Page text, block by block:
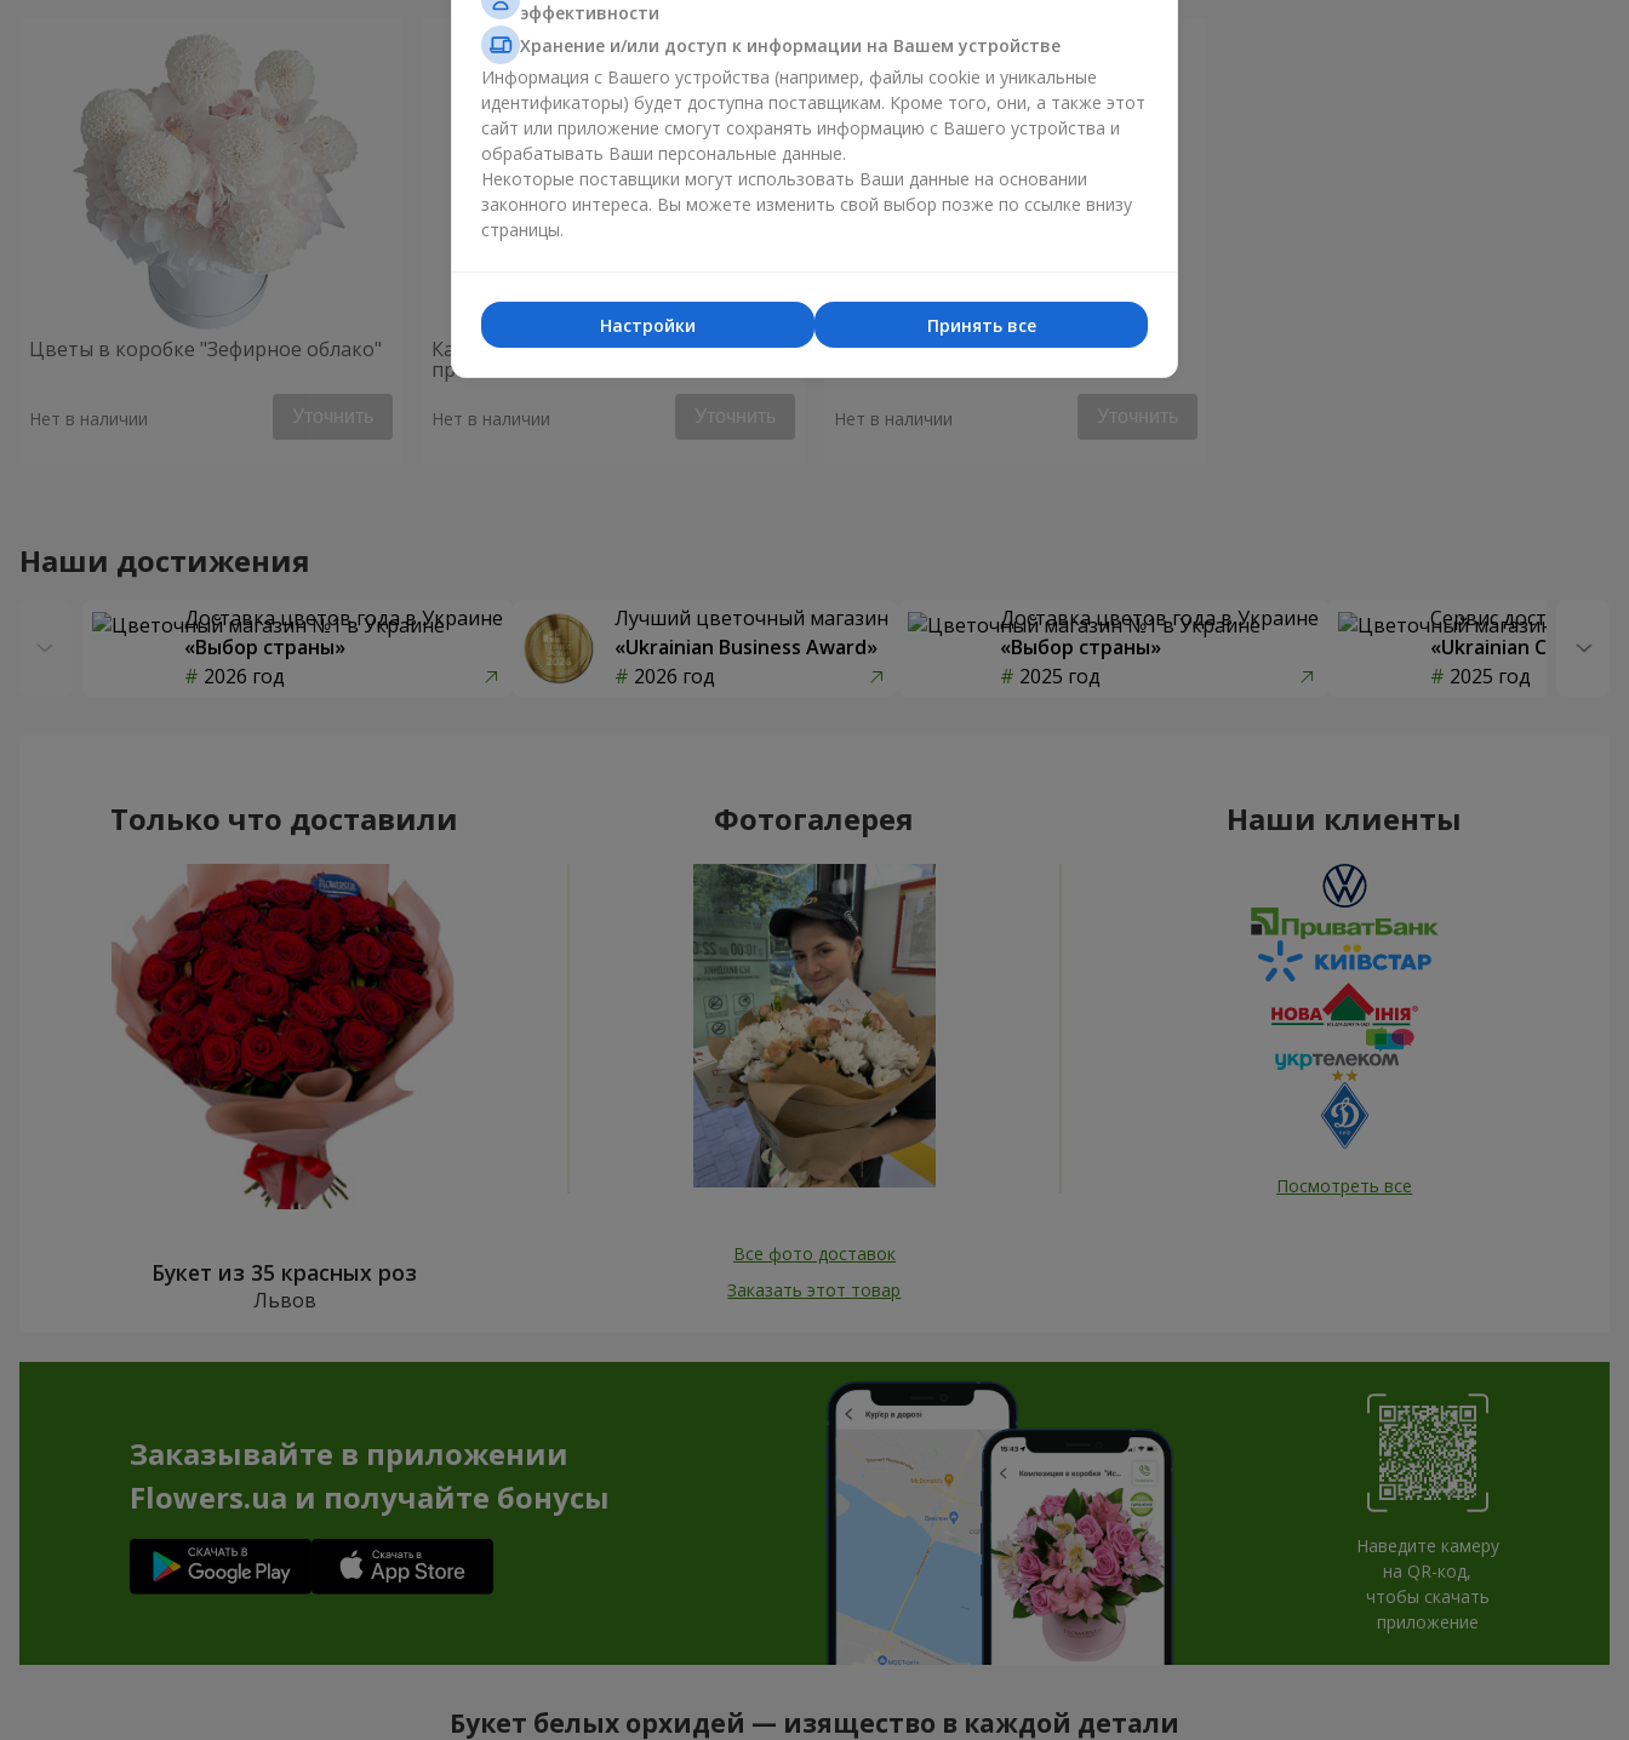
Цветы в коробке "Зефирное облако"
Нет в наличии Уточнить
Кашпо-сумочка "Праздничный
презент!"
Нет в наличии Уточнить
Композиция "Монако"
Нет в наличии Уточнить
Наши достижения
Доставка цветов года в Украине
«Выбор страны»
2026 год
Лучший цветочный магазин
«Ukrainian Business Award»
2026 год
Доставка цветов года в Украине
«Выбор страны»
2025 год
Сервис доставки
«Ukrainian Choice»
2025 год
Только что доставили
Букет из 35 красных роз
Львов
Фотогалерея
Все фото доставок
Заказать этот товар
Наши клиенты
Посмотреть все
Заказывайте в приложении
Flowers.ua и получайте бонусы
Наведите камеру
на QR-код,
чтобы скачать
приложение
Букет белых орхидей — изящество в каждой детали
эффективности
Хранение и/или доступ к информации на Вашем устройстве
Информация с Вашего устройства (например, файлы cookie и уникальные
идентификаторы) будет доступна поставщикам. Кроме того, они, а также этот
сайт или приложение смогут сохранять информацию с Вашего устройства и
обрабатывать Ваши персональные данные.
Некоторые поставщики могут использовать Ваши данные на основании
законного интереса. Вы можете изменить свой выбор позже по ссылке внизу
страницы.
Принять все
Настройки